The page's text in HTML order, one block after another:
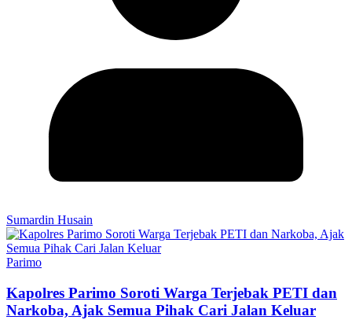
Sumardin Husain
Parimo
Kapolres Parimo Soroti Warga Terjebak PETI dan
Narkoba, Ajak Semua Pihak Cari Jalan Keluar